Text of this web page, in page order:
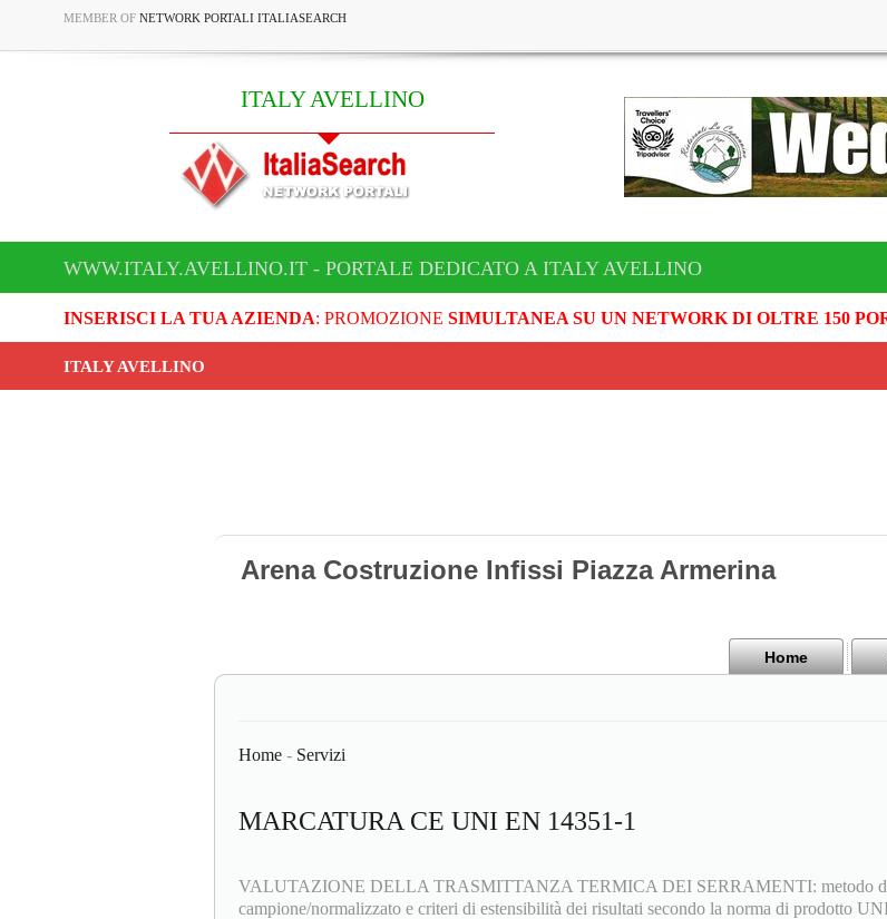
MEMBER OF NETWORK PORTALI ITALIASEARCH
ITALY AVELLINO
WWW.ITALY.AVELLINO.IT - PORTALE DEDICATO A ITALY AVELLINO
INSERISCI LA TUA AZIENDA: PROMOZIONE SIMULTANEA SU UN NETWORK DI OLTRE 150
ITALY AVELLINO
Arena Costruzione Infissi Piazza Armerina
Home
Home - Servizi
MARCATURA CE UNI EN 14351-1
VALUTAZIONE DELLA TRASMITTANZA TERMICA DEI SERRAMENTI: metodo
campione/normalizzato e criteri di estensibilità dei risultati secondo la norma di prodotto